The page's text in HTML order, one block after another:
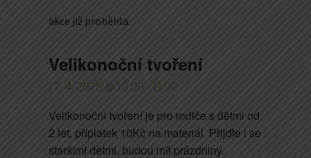
akce již proběhla.
Velikonoční tvoření
17. 4. 2025 @ 10:00 - 11:00
Velikonoční tvoření je pro rodiče s dětmi od
2 let, příplatek 10Kč na materiál. Přijďte i se
staršími dětmi, budou mít prázdniny.